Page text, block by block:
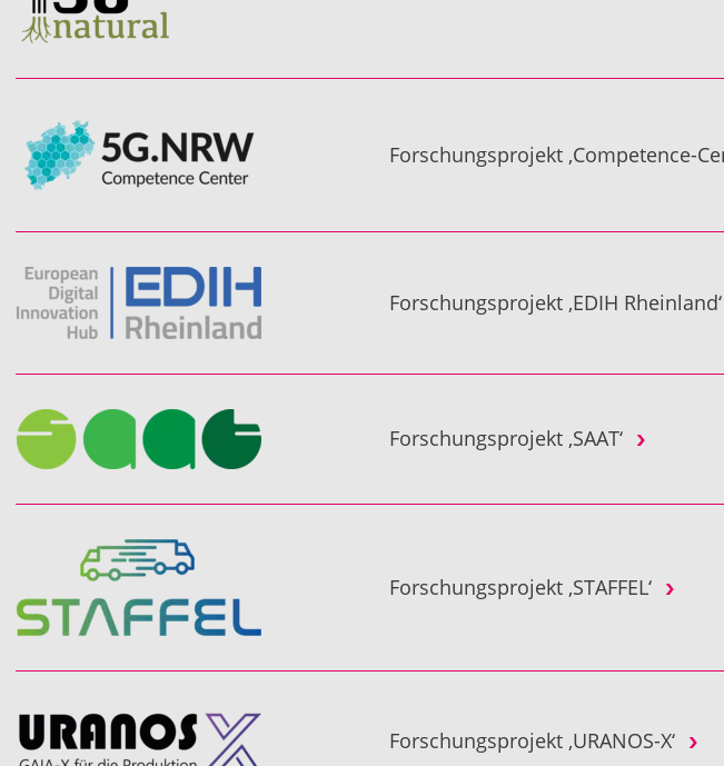
Forschungsprojekt ‚Competence-
Forschungsprojekt ‚EDIH Rheinland‘
Forschungsprojekt ‚SAAT‘
Forschungsprojekt ‚STAFFEL‘
Forschungsprojekt ‚URANOS-X‘